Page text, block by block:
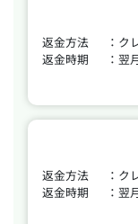
返金方法
ク
返金時期
翌
返金方法
ク
返金時期
翌